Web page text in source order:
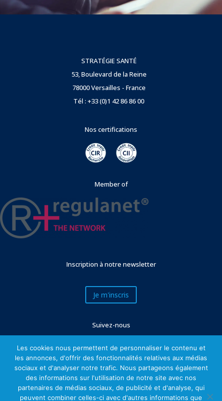
STRATÉGIE SANTÉ
53, Boulevard de la Reine
78000 Versailles - France
Tél : +33 (0)1 42 86 86 00
Nos certifications
Member of
Inscription à notre newsletter
Je m'inscris
Suivez-nous
Les cookies nous permettent de personnaliser le contenu et
les annonces, d'offrir des fonctionnalités relatives aux médias
sociaux et d'analyser notre trafic. Nous partageons également
des informations sur l'utilisation de notre site avec nos
partenaires de médias sociaux, de publicité et d'analyse, qui
peuvent combiner celles-ci avec d'autres informations que